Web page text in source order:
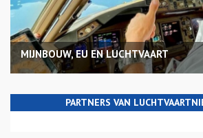
MIJNBOUW, EU EN LUCHTVAART
PARTNERS VAN